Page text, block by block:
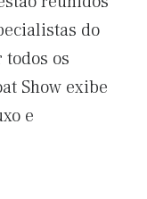
do
os
Show exibe
e